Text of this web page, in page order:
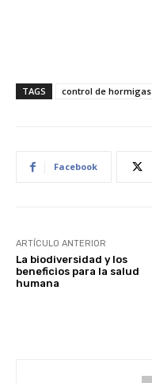
TAGS control de hormigas
Facebook
ARTÍCULO ANTERIOR
La biodiversidad y los
beneficios para la salud
humana